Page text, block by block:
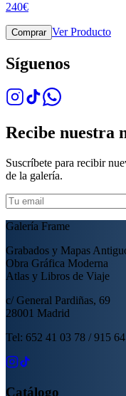
240€
Comprar Ver Producto
Síguenos
Recibe nuestra
Suscríbete para recibir
de la galería.
Galería Frame
Grabados y Mapas
Obra Gráfica Moderna
Atlas y Libros de Viaje
c/ General Pardiñas, 69
28001 Madrid
Tel: 652 41 03 78 / 915
Catálogo